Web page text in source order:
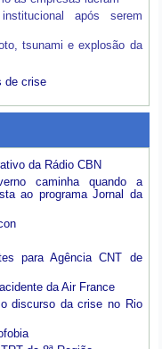
após serem
tsunami e explosão da
de crise
da Rádio CBN
caminha quando a
ao programa Jornal da
para Agência CNT de
da Air France
discurso da crise no Rio